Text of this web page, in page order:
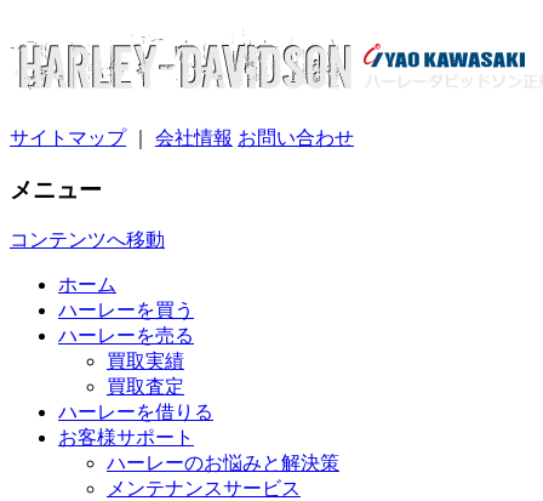
サイトマップ｜ 会社情報 お問い合わせ
メニュー
コンテンツへ移動
ホーム
ハーレーを買う
ハーレーを売る
買取実績
買取査定
ハーレーを借りる
お客様サポート
ハーレーのお悩みと解決策
メンテナンスサービス